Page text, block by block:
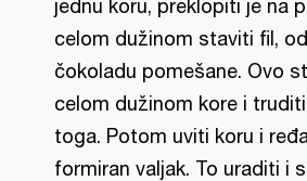
jednu koru, preklopiti je na
celom dužinom staviti fil,
čokoladu pomešane. Ovo
celom dužinom kore i
toga. Potom uviti koru i
formiran valjak. To uraditi i